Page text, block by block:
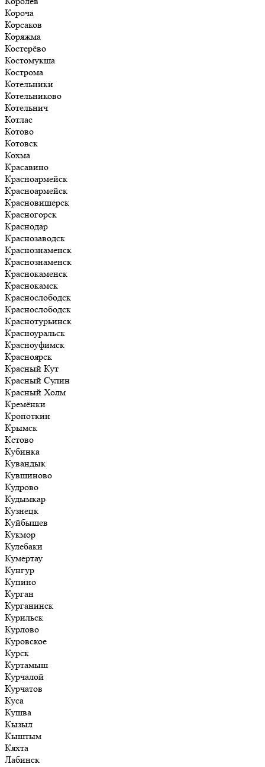
Короча
Корсаков
Коряжма
Костерёво
Костомукша
Кострома
Котельники
Котельниково
Котельнич
Котлас
Котово
Котовск
Кохма
Красавино
Красноармейск
Красноармейск
Красновишерск
Красногорск
Краснодар
Краснозаводск
Краснознаменск
Краснознаменск
Краснокаменск
Краснокамск
Краснослободск
Краснослободск
Краснотурьинск
Красноуральск
Красноуфимск
Красноярск
Красный Кут
Красный Сулин
Красный Холм
Кремёнки
Кропоткин
Крымск
Кстово
Кубинка
Кувандык
Кувшиново
Кудрово
Кудымкар
Кузнецк
Куйбышев
Кукмор
Кулебаки
Кумертау
Кунгур
Купино
Курган
Курганинск
Курильск
Курлово
Куровское
Курск
Куртамыш
Курчалой
Курчатов
Куса
Кушва
Кызыл
Кыштым
Кяхта
Лабинск